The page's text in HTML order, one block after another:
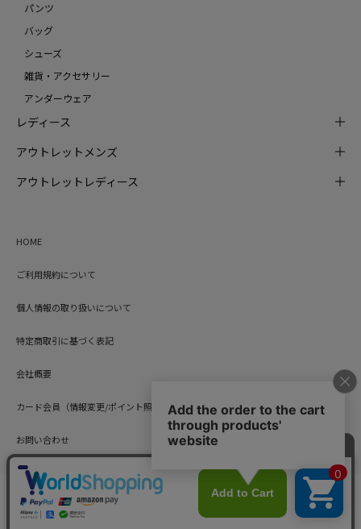
パンツ
バッグ
シューズ
雑貨・アクセサリー
アンダーウェア
レディース
アウトレットメンズ
アウトレットレディース
HOME
ご利用規約について
個人情報の取り扱いについて
特定商取引に基づく表記
会社概要
カード会員（情報変更/ポイント照会）
お問い合わせ